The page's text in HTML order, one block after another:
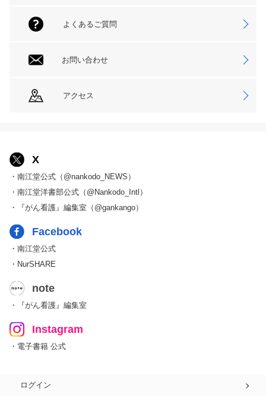
よくあるご質問
お問い合わせ
アクセス
X
・南江堂公式（@nankodo_NEWS）
・南江堂洋書部公式（@Nankodo_Intl）
・『がん看護』編集室（@gankango）
Facebook
・南江堂公式
・NurSHARE
note
・『がん看護』編集室
Instagram
・電子書籍 公式
ログイン